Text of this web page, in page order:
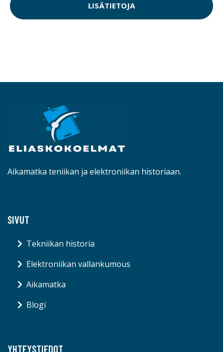
LISÄTIETOJA
Aikamatka teniikan ja elektroniikan historiaan.
SIVUT
Tekniikan historia
Elektroniikan vallankumous
Aikamatka
Blogi
YHTEYSTIEDOT